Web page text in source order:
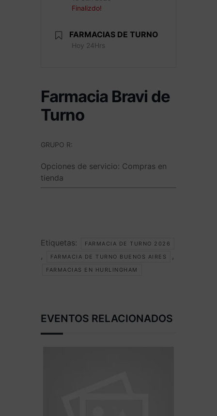
Finalizdo!
FARMACIAS DE TURNO
Hoy 24Hrs
Farmacia Bravi de
Turno
GRUPO R:
Opciones de servicio: Compras en
tienda
Etiquetas: FARMACIA DE TURNO 2026
, FARMACIA DE TURNO BUENOS AIRES ,
FARMACIAS EN HURLINGHAM
EVENTOS RELACIONADOS